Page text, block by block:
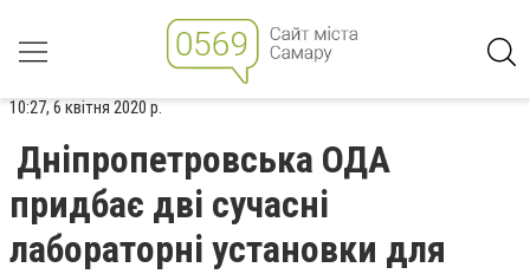
10:27, 6 квітня 2020 р.
Дніпропетровська ОДА
придбає дві сучасні
лабораторні установки для